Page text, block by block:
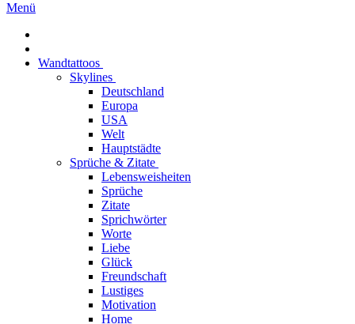
Menü
Wandtattoos
Skylines
Deutschland
Europa
USA
Welt
Hauptstädte
Sprüche & Zitate
Lebensweisheiten
Sprüche
Zitate
Sprichwörter
Worte
Liebe
Glück
Freundschaft
Lustiges
Motivation
Home